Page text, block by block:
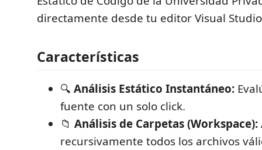
directamente desde tu editor Visual
Características
🔍 Análisis Estático Instantáneo:
fuente con un solo click.
📁 Análisis de Carpetas (Workspace):
recursivamente todos los archivos